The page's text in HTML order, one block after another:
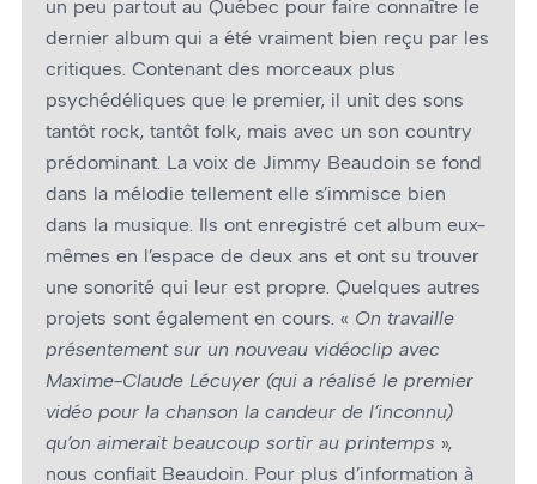
un peu partout au Québec pour faire connaître le
dernier album qui a été vraiment bien reçu par les
critiques. Contenant des morceaux plus
psychédéliques que le premier, il unit des sons
tantôt rock, tantôt folk, mais avec un son country
prédominant. La voix de Jimmy Beaudoin se fond
dans la mélodie tellement elle s’immisce bien
dans la musique. Ils ont enregistré cet album eux-
mêmes en l’espace de deux ans et ont su trouver
une sonorité qui leur est propre. Quelques autres
projets sont également en cours. « On travaille
présentement sur un nouveau vidéoclip avec
Maxime-Claude Lécuyer (qui a réalisé le premier
vidéo pour la chanson la candeur de l’inconnu)
qu’on aimerait beaucoup sortir au printemps »,
nous confiait Beaudoin. Pour plus d’information à